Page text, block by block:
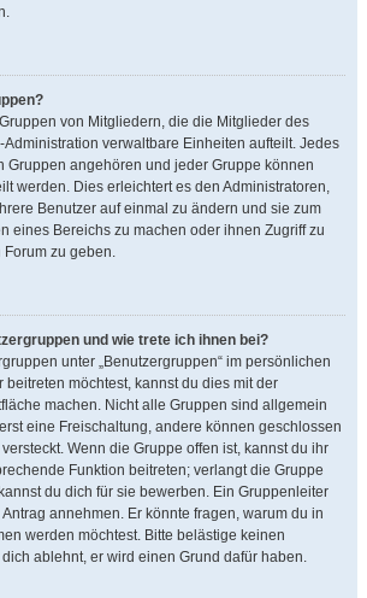
von Mitgliedern, die die Mitglieder des
Administration verwaltbare Einheiten aufteilt. Jedes
Gruppen angehören und jeder Gruppe können
werden. Dies erleichtert es den Administratoren,
Benutzer auf einmal zu ändern und sie zum
eines Bereichs zu machen oder ihnen Zugriff zu
zu geben.
und wie trete ich ihnen bei?
unter „Benutzergruppen“ im persönlichen
beitreten möchtest, kannst du dies mit der
machen. Nicht alle Gruppen sind allgemein
eine Freischaltung, andere können geschlossen
Wenn die Gruppe offen ist, kannst du ihr
Funktion beitreten; verlangt die Gruppe
du dich für sie bewerben. Ein Gruppenleiter
annehmen. Er könnte fragen, warum du in
werden möchtest. Bitte belästige keinen
ablehnt, er wird einen Grund dafür haben.